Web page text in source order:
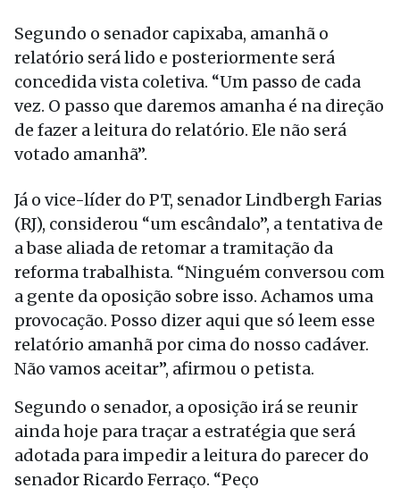
Segundo o senador capixaba, amanhã o
relatório será lido e posteriormente será
concedida vista coletiva. “Um passo de cada
vez. O passo que daremos amanha é na direção
de fazer a leitura do relatório. Ele não será
votado amanhã”.
Já o vice-líder do PT, senador Lindbergh Farias
(RJ), considerou “um escândalo”, a tentativa de
a base aliada de retomar a tramitação da
reforma trabalhista. “Ninguém conversou com
a gente da oposição sobre isso. Achamos uma
provocação. Posso dizer aqui que só leem esse
relatório amanhã por cima do nosso cadáver.
Não vamos aceitar”, afirmou o petista.
Segundo o senador, a oposição irá se reunir
ainda hoje para traçar a estratégia que será
adotada para impedir a leitura do parecer do
senador Ricardo Ferraço. “Peço